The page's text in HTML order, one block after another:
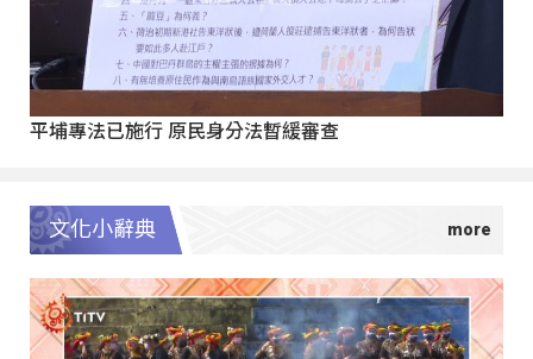
平埔專法已施行 原民身分法暫緩審查
文化小辭典